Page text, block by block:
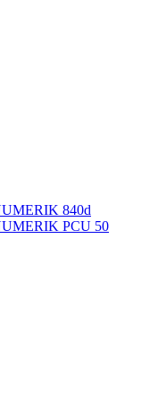
840d
PCU 50